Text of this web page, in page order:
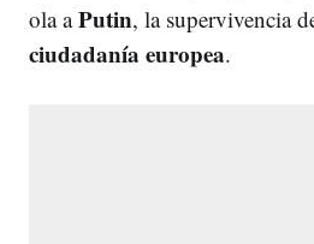
ola aPutin, la supervivencia
ciudadanía europea.